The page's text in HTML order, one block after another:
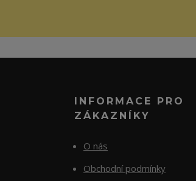
INFORMACE PRO
ZÁKAZNÍKY
O nás
Obchodní podmínky